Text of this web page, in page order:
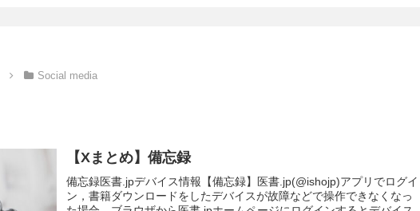
Social media
【Xまとめ】備忘録
備忘録医書.jpデバイス情報【備忘録】医書.jp(@ishojp)アプリでログイ
ン，書籍ダウンロードをしたデバイスが故障などで操作できなくなっ